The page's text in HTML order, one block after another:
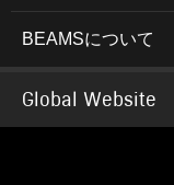
BEAMSについて
Global Website